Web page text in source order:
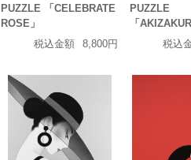
PUZZLE 「CELEBRATE
ROSE」
税込金額
8,800円
PUZZLE
「
税込